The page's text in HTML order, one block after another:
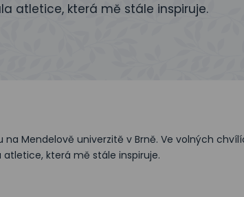
atletice, která mě stále inspiruje.
Mendelově univerzitě v Brně. Ve volných
která mě stále inspiruje.